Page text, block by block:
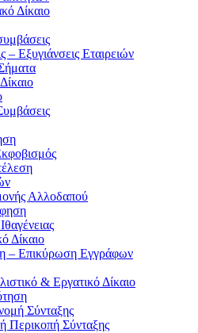
Δίκαιο
– Εξυγιάνσεις Εταιρειών
Αλλοδαπού
Δίκαιο
– Επικύρωση Εγγράφων
& Εργατικό Δίκαιο
Σύνταξης
Περικοπή Σύνταξης